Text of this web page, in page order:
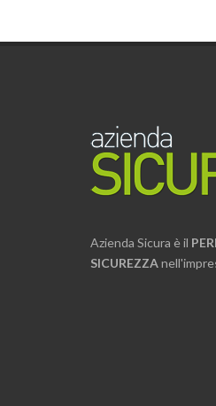
Azienda Sicura è il
SICUREZZA